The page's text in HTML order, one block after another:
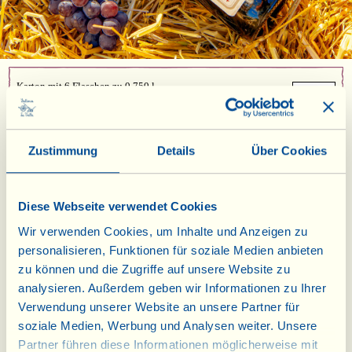
Zustimmung Details Über Cookies
Diese Webseite verwendet Cookies
Wir verwenden Cookies, um Inhalte und Anzeigen zu
personalisieren, Funktionen für soziale Medien anbieten
zu können und die Zugriffe auf unsere Website zu
analysieren. Außerdem geben wir Informationen zu Ihrer
Verwendung unserer Website an unsere Partner für
soziale Medien, Werbung und Analysen weiter. Unsere
Partner führen diese Informationen möglicherweise mit
Karton mit 6 Flaschen zu 0,750 l
8,60 x 6 =
Sangiovese 100% I.G.T. Toscana 2024
(Rotwein)
Rebsorten: 100% Sangiovese
Säure: 4,9 g/l
Wenn der Sangiovese einen Pass besäße, wäre seine
„Staatsangehörigkeit" mit 100 % toskanisch angegeben. Es ist kein
Zufall, dass die typischste der roten Rebsorten weltweit als
Botschafterin für den Charakter dieser Gegend steht: unverblümt,
authentisch, rustikal und elegant. In der Fattoria wird seit über
zwanzig Jahren ein sortenreiner Wein aus ihr hergestellt, und jeder
Jahrgang erzählt eine andere Geschichte... Das Jahr 2024 begann